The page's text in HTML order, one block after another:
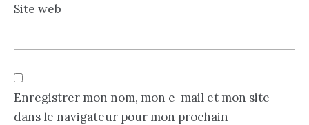
Site web
Enregistrer mon nom, mon e-mail et mon site
dans le navigateur pour mon prochain